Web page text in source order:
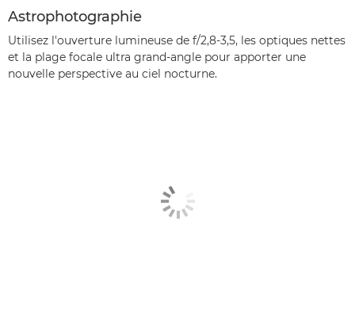
Astrophotographie
Utilisez l'ouverture lumineuse de f/2,8-3,5, les optiques nettes
et la plage focale ultra grand-angle pour apporter une
nouvelle perspective au ciel nocturne.